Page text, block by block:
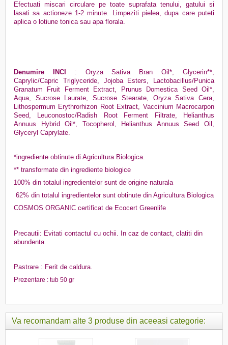
Efectuati miscari circulare pe toate suprafata tenului, gatului si
lasati sa actioneze 1-2 minute. Limpeziti pielea, dupa care puteti
aplica o lotiune tonica sau apa florala.
Denumire INCI : Oryza Sativa Bran Oil*, Glycerin**,
Caprylic/Capric Triglyceride, Jojoba Esters, Lactobacillus/Punica
Granatum Fruit Ferment Extract, Prunus Domestica Seed Oil*,
Aqua, Sucrose Laurate, Sucrose Stearate, Oryza Sativa Cera,
Lithospermum Erythrorhizon Root Extract, Vaccinium Macrocarpon
Seed, Leuconostoc/Radish Root Ferment Filtrate, Helianthus
Annuus Hybrid Oil*, Tocopherol, Helianthus Annuus Seed Oil,
Glyceryl Caprylate.
*ingrediente obtinute di Agricultura Biologica.
** transformate din ingrediente biologice
100% din totalul ingredientelor sunt de origine naturala
62% din totalul ingredientelor sunt obtinute din Agricultura Biologica
COSMOS ORGANIC certificat de Ecocert Greenlife
Precautii: Evitati contactul cu ochii. In caz de contact, clatiti din
abundenta.
Pastrare : Ferit de caldura.
Prezentare : tub 50 gr
Va recomandam alte 3 produse din aceeasi categorie: